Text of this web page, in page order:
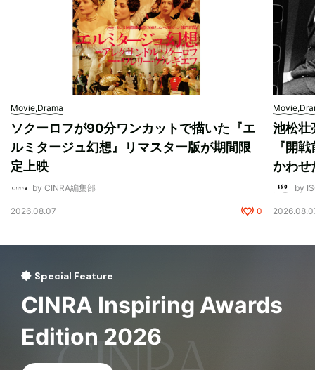
Movie,Drama
ソクーロフが90分ワンカットで描いた『エ
ルミタージュ幻想』リマスター版が期間限
定上映
by CINRA編集部
2026.08.07 0
池松壮
『開
かわせ
by
Special Feature
CINRA Inspiring Awards
Edition 2026